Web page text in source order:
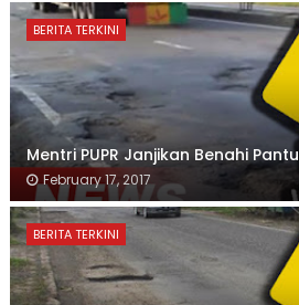
BERITA TERKINI
Mentri PUPR Janjikan Benahi
February 17, 2017
BERITA TERKINI